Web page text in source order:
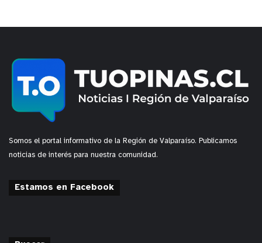
Somos el portal informativo de la Región de Valparaíso. Publicamos
noticias de interés para nuestra comunidad.
Estamos en Facebook